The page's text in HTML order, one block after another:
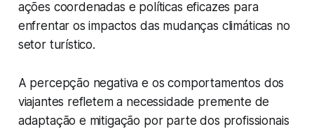
ações coordenadas e políticas eficazes para
enfrentar os impactos das mudanças climáticas no
setor turístico.
A percepção negativa e os comportamentos dos
viajantes refletem a necessidade premente de
adaptação e mitigação por parte dos profissionais